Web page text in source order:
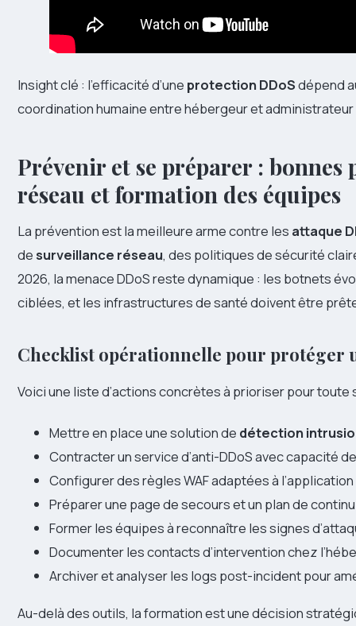
Insight clé : l’efficacité d’une protection DDoSdépend
coordination humaine entre hébergeur et
Prévenir et se préparer :
réseau et formation des équipes
La prévention est la meilleure arme contre les attaque
desurveillance réseau, des politiques de sécurité
2026, la menace DDoS reste dynamique : les botnets
ciblées, et les infrastructures de santé doivent être
Checklist opérationnelle pour protéger
Voici une liste d’actions concrètes à prioriser pour toute
Mettre en place une solution de détection
Contracter un service d’anti-DDoS avec capacité
Configurer des règles WAF adaptées à
Préparer une page de secours et un plan de
Former les équipes à reconnaître les signes
Documenter les contacts d’intervention chez
Archiver et analyser les logs post-incident pour
Au-delà des outils, la formation est une décision